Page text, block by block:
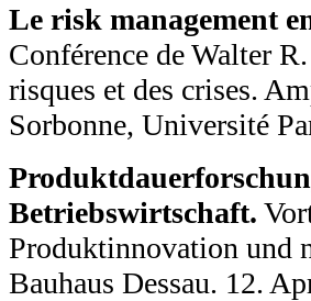
Le risk management
Conférence de Walter
risques et des crises.
Sorbonne, Université
Betriebswirtschaft.
Produktinnovation und
Bauhaus Dessau. 12.